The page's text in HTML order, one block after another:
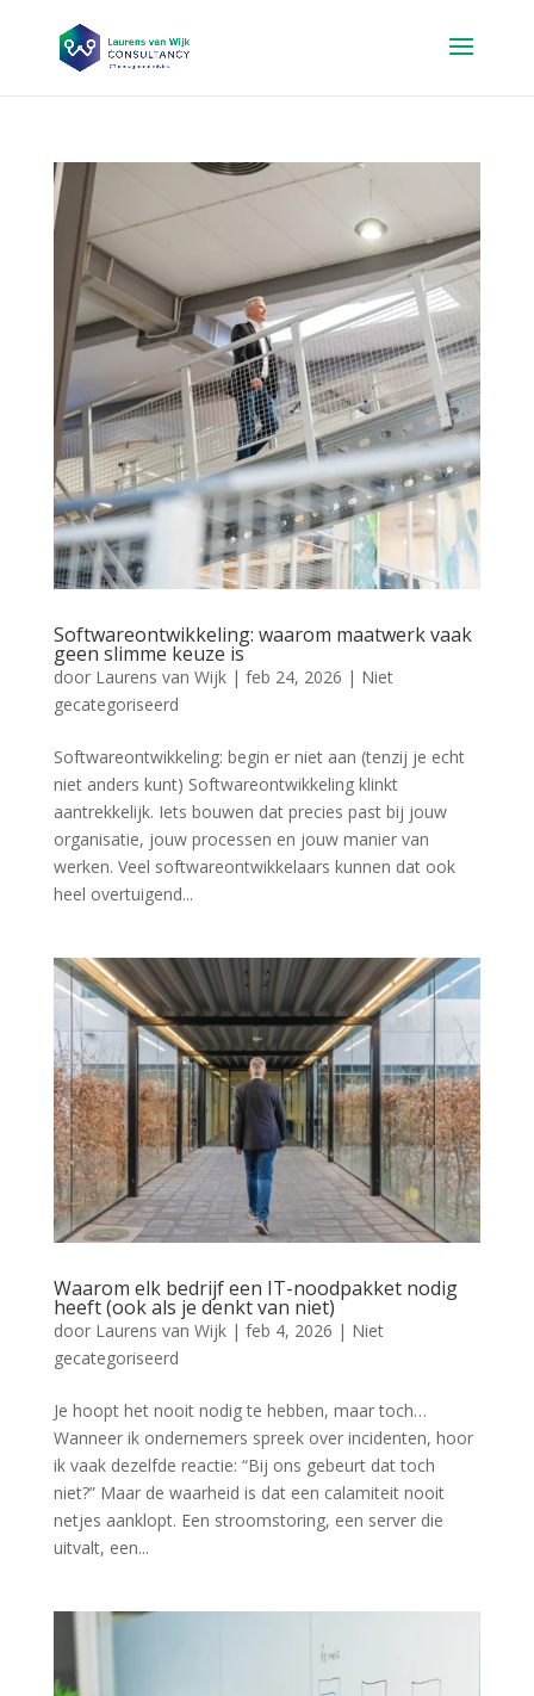
Softwareontwikkeling: waarom maatwerk vaak
geen slimme keuze is
door Laurens van Wijk| feb 24, 2026 | Niet
gecategoriseerd
Softwareontwikkeling: begin er niet aan (tenzij je echt
niet anders kunt) Softwareontwikkeling klinkt
aantrekkelijk. Iets bouwen dat precies past bij jouw
organisatie, jouw processen en jouw manier van
werken. Veel softwareontwikkelaars kunnen dat ook
heel overtuigend...
Waarom elk bedrijf een IT-noodpakket nodig
heeft (ook als je denkt van niet)
door Laurens van Wijk| feb 4, 2026 | Niet
gecategoriseerd
Je hoopt het nooit nodig te hebben, maar toch…
Wanneer ik ondernemers spreek over incidenten, hoor
ik vaak dezelfde reactie: “Bij ons gebeurt dat toch
niet?” Maar de waarheid is dat een calamiteit nooit
netjes aanklopt. Een stroomstoring, een server die
uitvalt, een...